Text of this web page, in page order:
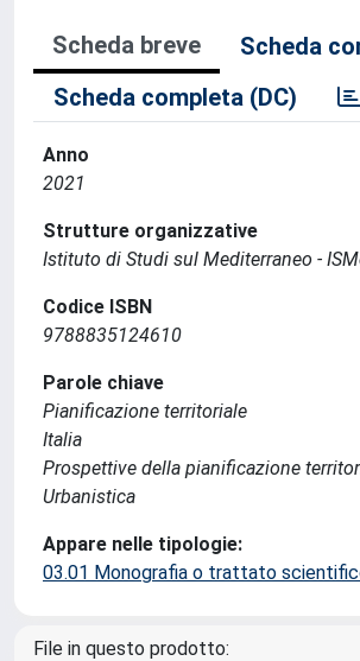
Scheda breve
Scheda
Scheda completa (DC)
Anno
2021
Strutture organizzative
Istituto di Studi sul Mediterraneo -
Codice ISBN
9788835124610
Parole chiave
Pianificazione territoriale
Italia
Prospettive della pianificazione
Urbanistica
Appare nelle tipologie:
03.01 Monografia o trattato
File in questo prodotto: